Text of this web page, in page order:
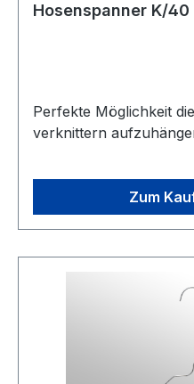
Hosenspanner K/
Perfekte Möglichkeit
verknittern
Zum